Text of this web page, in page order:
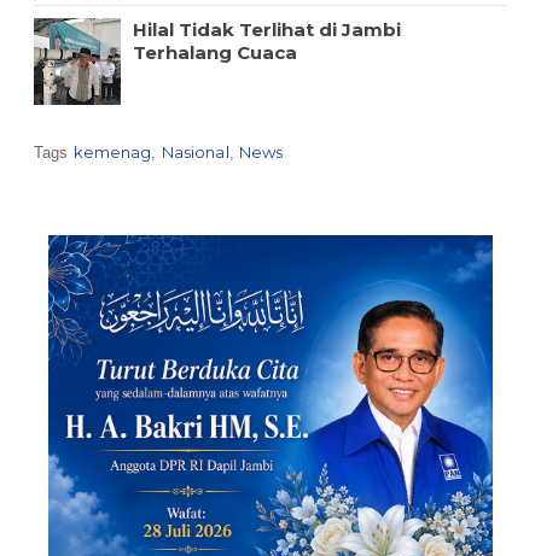
Hilal Tidak Terlihat di Jambi
Terhalang Cuaca
Tags kemenag Nasional News